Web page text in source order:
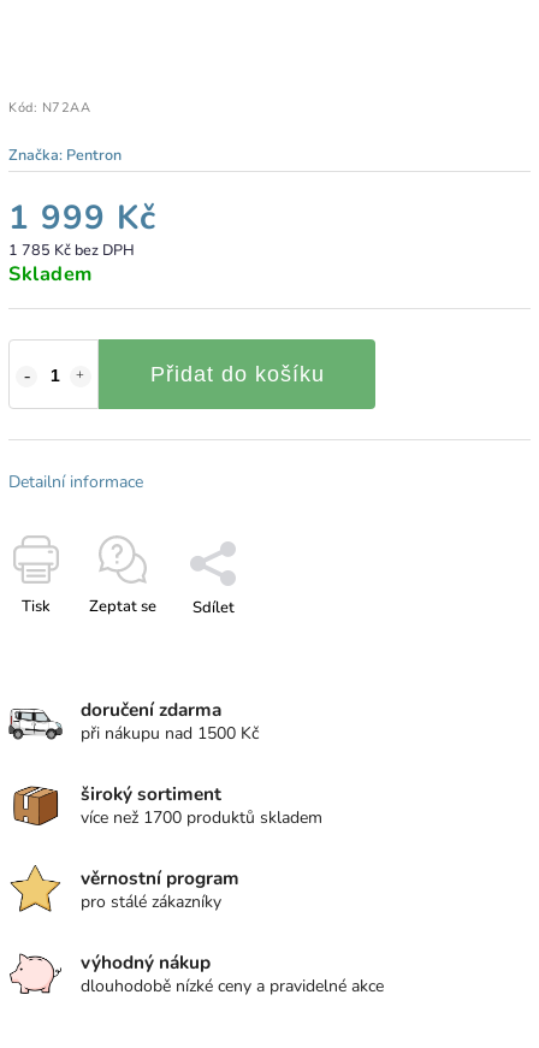
Kód: N72AA
Značka: Pentron
1 999 Kč
1 785 Kč bez DPH
Skladem
Přidat do košíku
Detailní informace
Tisk Zeptat se Sdílet
doručení zdarma
při nákupu nad 1500 Kč
široký sortiment
více než 1700 produktů skladem
věrnostní program
pro stálé zákazníky
výhodný nákup
dlouhodobě nízké ceny a pravidelné akce